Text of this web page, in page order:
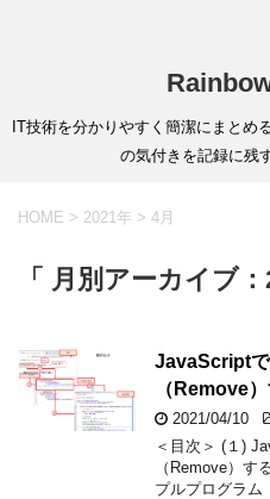
IT技術を分かりやすく簡潔にまとめ
の気付きを記録に残
HOME > 2021年 > 4月
「 月別アーカイブ
JavaScript
（Remove
2021/04/10
＜目次＞ (１)
（Remove）
プルプログラ